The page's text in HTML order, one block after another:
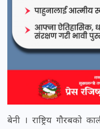
बेनी । राष्ट्रिय गौरबको